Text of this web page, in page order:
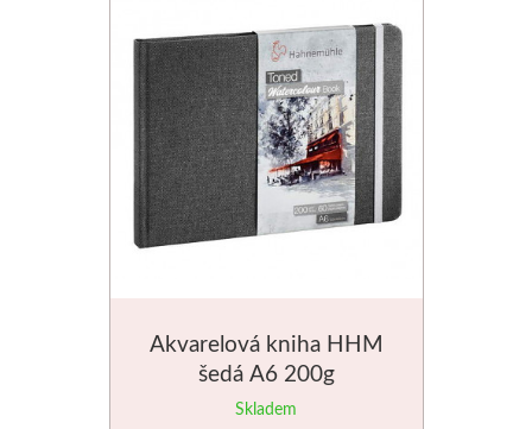
Akryl
Akvarel
Média
Speedball
Linoryt
Glazury
Akvarelová kniha HHM
šedá A6 200g
Skladem